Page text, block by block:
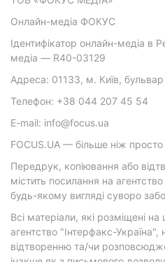
Онлайн-медіа ФОКУС
Ідентифікатор онлайн-медіа в
медіа — R40-03129
Адреса: 01133, м. Київ, бульвар
Телефон: +38 044 207 45 54
E-mail: info@focus.ua
FOCUS.UA — більше ніж
Передрук, копіювання або
містить посилання на
будь-якому вигляді суворо
Всі матеріали, які розміщені
агентство "Інтерфакс-
відтворенню та/чи